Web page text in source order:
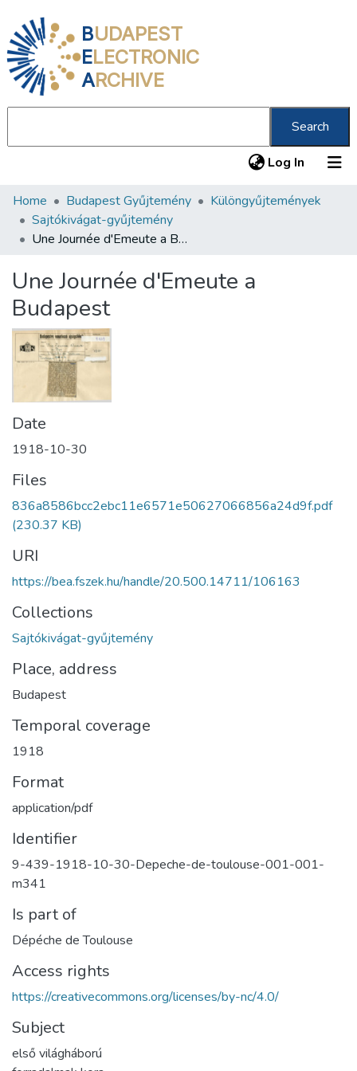
BUDAPEST
ELECTRONIC
ARCHIVE
Search
Log In (current)
Communities & Collections
All of DSpace
About us
Home Budapest Gyűjtemény
Különgyűjtemények
Sajtókivágat-gyűjtemény
Une Journée d'Emeute a Budapest
Une Journée d'Emeute a
Budapest
Date
1918-10-30
Files
836a8586bcc2ebc11e6571e50627066856a24d9f.pdf
(230.37 KB)
URI
https://bea.fszek.hu/handle/20.500.14711/106163
Collections
Sajtókivágat-gyűjtemény
Place, address
Budapest
Temporal coverage
1918
Format
application/pdf
Identifier
9-439-1918-10-30-Depeche-de-toulouse-001-001-
m341
Is part of
Dépéche de Toulouse
Access rights
https://creativecommons.org/licenses/by-nc/4.0/
Subject
első világháború